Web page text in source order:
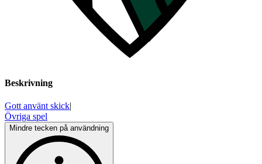
Beskrivning
Gott använt skick|
Övriga spel
Mindre tecken på användning